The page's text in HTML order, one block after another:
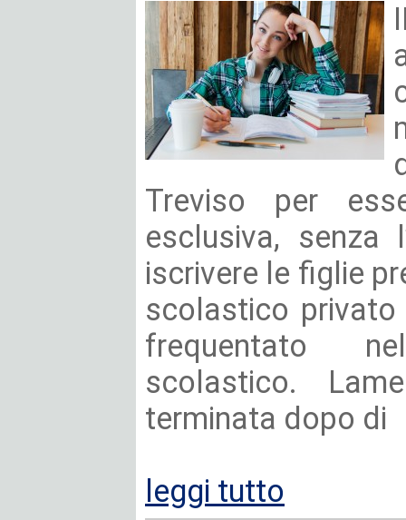
Treviso per
esclusiva, senza
iscrivere le figlie
scolastico
frequentato
scolastico.
terminata dopo di
leggi tutto